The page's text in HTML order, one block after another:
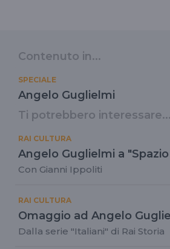
Contenuto in...
SPECIALE
Angelo Guglielmi
Ti potrebbero interessare...
RAI CULTURA
Angelo Guglielmi a
Con Gianni Ippoliti
RAI CULTURA
Omaggio ad Angelo
Dalla serie "Italiani" di Rai Storia